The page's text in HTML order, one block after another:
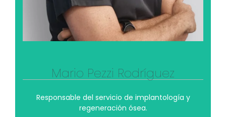
Mario Pezzi Rodríguez
Responsable del servicio de implantología y
regeneración ósea.
Ver su perfil profesional